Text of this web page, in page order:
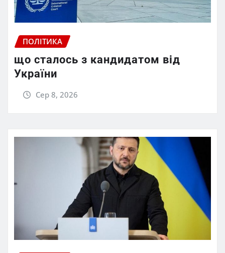
ПОЛІТИКА
що сталось з кандидатом від
України
Сер 8, 2026